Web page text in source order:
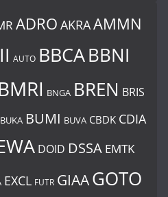
ADRO AKRAAMMN
AUTO BBCABBNI
BNGA BREN BRIS
BUKA BUMI BUVA CBDK CDIA
DOID DSSA EMTK
EXCL FUTR GIAAGOTO